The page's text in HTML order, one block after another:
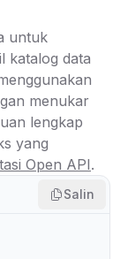
untuk
katalog data
menukar
lengkap
yang
Open API.
Salin